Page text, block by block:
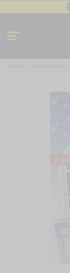
Accueil Soirée à thème